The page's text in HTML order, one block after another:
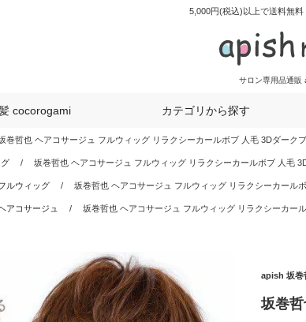
5,000円(税込)以上で送料無料
サロン専用品通販
cocorogami カテゴリから探す
巻哲也 ヘアコサージュ フルウィッグ リラクシーカールボブ 人毛 3Dダーク
坂巻哲也 ヘアコサージュ フルウィッグ リラクシーカールボブ 人毛
ルウィッグ 坂巻哲也 ヘアコサージュ フルウィッグ リラクシーカール
アコサージュ 坂巻哲也 ヘアコサージュ フルウィッグ リラクシーカー
apish 坂巻
坂巻